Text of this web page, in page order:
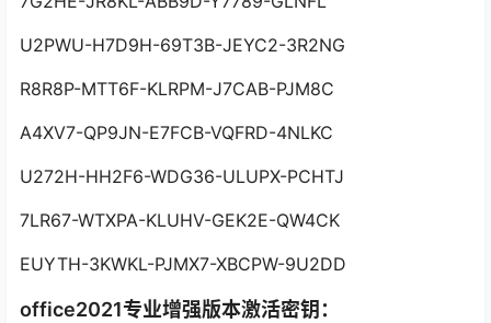
U2PWU-H7D9H-69T3B-JEYC2-3R2NG
R8R8P-MTT6F-KLRPM-J7CAB-PJM8C
A4XV7-QP9JN-E7FCB-VQFRD-4NLKC
U272H-HH2F6-WDG36-ULUPX-PCHTJ
7LR67-WTXPA-KLUHV-GEK2E-QW4CK
EUYTH-3KWKL-PJMX7-XBCPW-9U2DD
office2021专业增强版本激活密钥：